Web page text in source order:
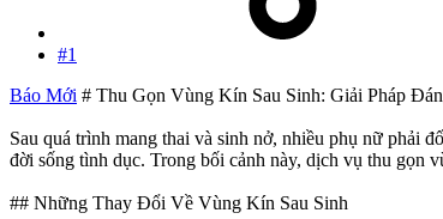
#1
Báo Mới # Thu Gọn Vùng Kín Sau Sinh: Giải Pháp
Sau quá trình mang thai và sinh nở, nhiều phụ nữ phải
đời sống tình dục. Trong bối cảnh này, dịch vụ thu gọn
## Những Thay Đổi Về Vùng Kín Sau Sinh